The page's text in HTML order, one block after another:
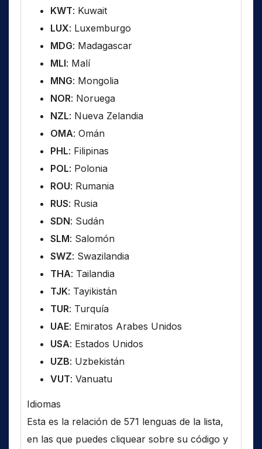
KWT: Kuwait
LUX: Luxemburgo
MDG: Madagascar
MLI: Malí
MNG: Mongolia
NOR: Noruega
NZL: Nueva Zelandia
OMA: Omán
PHL: Filipinas
POL: Polonia
ROU: Rumania
RUS: Rusia
SDN: Sudán
SLM: Salomón
SWZ: Swazilandia
THA: Tailandia
TJK: Tayikistán
TUR: Turquía
UAE: Emiratos Arabes Unidos
USA: Estados Unidos
UZB: Uzbekistán
VUT: Vanuatu
Idiomas
Esta es la relación de 571 lenguas de la lista,
en las que puedes cliquear sobre su código y